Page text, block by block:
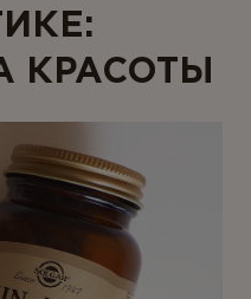
КРАСОТЫ